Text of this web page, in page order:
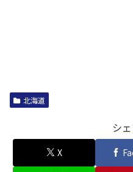
北海道
シ
X